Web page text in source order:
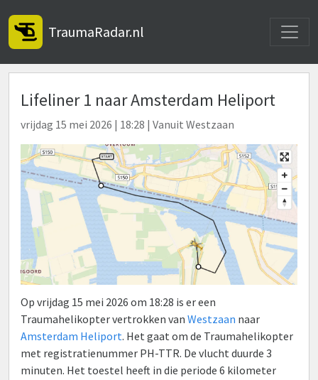
TraumaRadar.nl
Lifeliner 1 naar Amsterdam Heliport
vrijdag 15 mei 2026 | 18:28 | Vanuit Westzaan
Op vrijdag 15 mei 2026 om 18:28 is er een
Traumahelikopter vertrokken van Westzaan naar
Amsterdam Heliport. Het gaat om de Traumahelikopter
met registratienummer PH-TTR. De vlucht duurde 3
minuten. Het toestel heeft in die periode 6 kilometer